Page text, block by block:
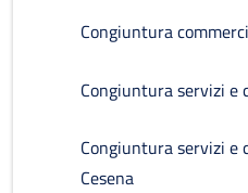
Congiuntura
Congiuntura servizi e
Congiuntura servizi e
Cesena